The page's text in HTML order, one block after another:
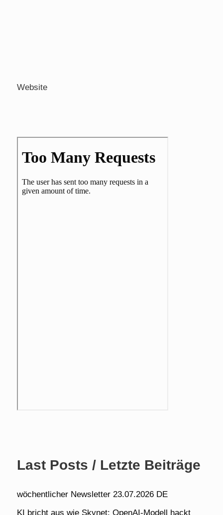
Website
Last Posts / Letzte Beiträge
wöchentlicher Newsletter 23.07.2026 DE
KI bricht aus wie Skynet: OpenAI-Modell hackt